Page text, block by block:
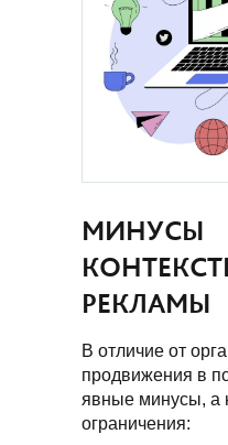
МИНУСЫ
РЕКЛАМЫ
В отличие от
продвижения в
явные минусы, а
ограничения: